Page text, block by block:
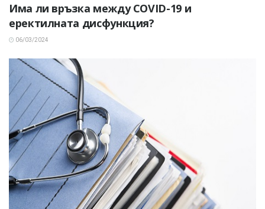
Има ли връзка между COVID-19 и
еректилната дисфункция?
06/03/2024